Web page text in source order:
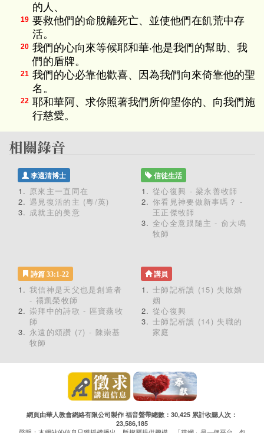
的人、
19 要救他們的命脫離死亡、並使他們在飢荒中存
活。
20 我們的心向來等候耶和華‧他是我們的幫助、我
們的盾牌。
21 我們的心必靠他歡喜、因為我們向來倚靠他的聖
名。
22 耶和華阿、求你照著我們所仰望你的、向我們施
行慈愛。
李適清博士
原來主一直同在
遇見復活的主 (粵/英)
成就主的美意
信徒生活
從心復興 - 梁永善牧師
你看見神要做新事嗎？ -
王正傑牧師
全心全意跟隨主 - 俞大鳴
牧師
詩篇 33:1-22
我信神是天父也是創造者
- 禤凱榮牧師
崇拜中的詩歌 - 區寶燕牧
師
永遠的頌讚 (7) - 陳崇基
牧師
講員
士師記析讀 (15) 失敗婚
姻
從心復興
士師記析讀 (14) 失職的
家庭
網頁由華人教會網絡有限公司製作 福音聲帶總數：30,425 累計收聽人次：
23,586,185